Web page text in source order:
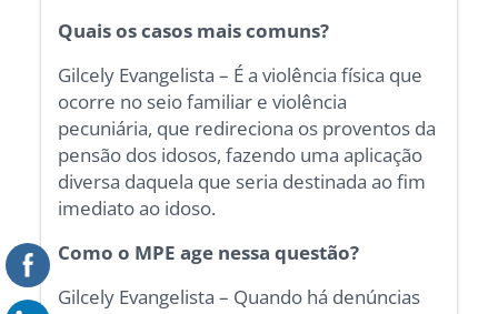
Quais os casos mais comuns?
Gilcely Evangelista – É a violência física que
ocorre no seio familiar e violência
pecuniária, que redireciona os proventos da
pensão dos idosos, fazendo uma aplicação
diversa daquela que seria destinada ao fim
imediato ao idoso.
Como o MPE age nessa questão?
Gilcely Evangelista – Quando há denúncias